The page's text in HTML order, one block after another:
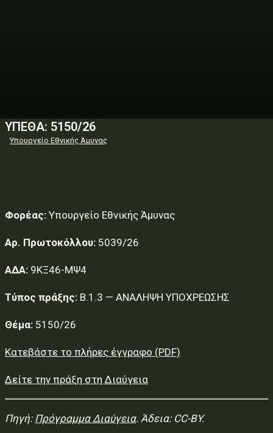
ΥΠΕΘΑ: 5150/26
Υπουργείο Εθνικής Άμυνας
Φορέας: Υπουργείο Εθνικής Άμυνας
Αρ. Πρωτοκόλλου: 5039/26
ΑΔΑ: 9ΚΞ46-ΜΨ4
Τύπος πράξης: Β.1.3 — ΑΝΑΛΗΨΗ ΥΠΟΧΡΕΩΣΗΣ
Θέμα: 5150/26
Κατεβάστε το πλήρες έγγραφο (PDF)
Δείτε την πράξη στη Διαύγεια
Πηγή: Πρόγραμμα Διαύγεια. Άδεια: CC-BY.